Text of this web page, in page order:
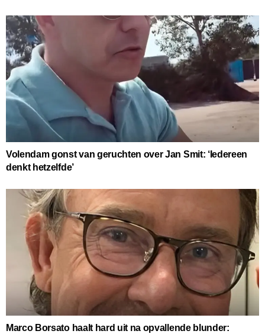
Volendam gonst van geruchten over Jan Smit: ‘Iedereen
denkt hetzelfde’
Marco Borsato haalt hard uit na opvallende blunder: